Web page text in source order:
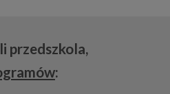
przedszkola,
: